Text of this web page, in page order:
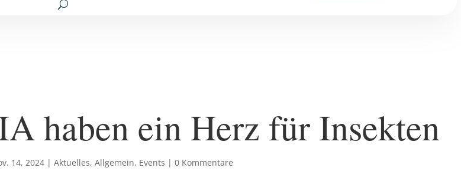
haben ein Herz für Insekten
14, 2024| Aktuelles, Allgemein, Events | 0 Kommentare